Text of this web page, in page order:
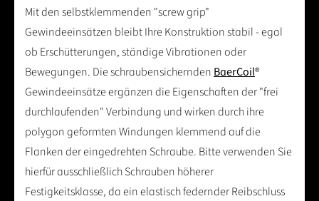
Mit den selbstklemmenden "screw grip"
Gewindeeinsätzen bleibt Ihre Konstruktion stabil - egal
ob Erschütterungen, ständige Vibrationen oder
Bewegungen. Die schraubensichernden BaerCoil®
Gewindeeinsätze ergänzen die Eigenschaften der "frei
durchlaufenden" Verbindung und wirken durch ihre
polygon geformten Windungen klemmend auf die
Flanken der eingedrehten Schraube. Bitte verwenden Sie
hierfür ausschließlich Schrauben höherer
Festigkeitsklasse, da ein elastisch federnder Reibschluss